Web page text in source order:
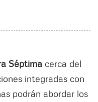
Séptima cerca del
integradas con
podrán abordar los